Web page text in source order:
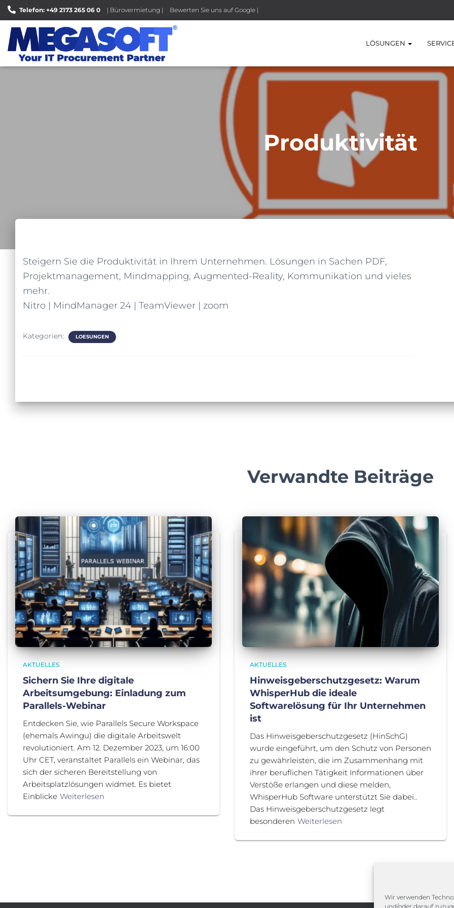
Wir verwenden
und/oder darauf
Telefon: +49 2173 265 06 0 | Bürovermietung | Bewerten Sie uns auf Google |
LÖSUNGEN
Produktivität
Steigern Sie die Produktivität in Ihrem Unternehmen. Lösungen in Sachen PDF,
Projektmanagement, Mindmapping, Augmented-Reality, Kommunikation und vieles
mehr.
Nitro | MindManager 24 | TeamViewer | zoom
Kategorien: LOESUNGEN
Verwandte Beiträge
AKTUELLES
Sichern Sie Ihre digitale
Arbeitsumgebung: Einladung zum
Parallels-Webinar
Entdecken Sie, wie Parallels Secure Workspace
(ehemals Awingu) die digitale Arbeitswelt
revolutioniert. Am 12. Dezember 2023, um 16:00
Uhr CET, veranstaltet Parallels ein Webinar, das
sich der sicheren Bereitstellung von
Arbeitsplatzlösungen widmet. Es bietet
Einblicke Weiterlesen
AKTUELLES
Hinweisgeberschutzgesetz: Warum
WhisperHub die ideale
Softwarelösung für Ihr Unternehmen
ist
Das Hinweisgeberschutzgesetz (HinSchG)
wurde eingeführt, um den Schutz von Personen
zu gewährleisten, die im Zusammenhang mit
ihrer beruflichen Tätigkeit Informationen über
Verstöße erlangen und diese melden,
WhisperHub Software unterstützt Sie dabei..
Das Hinweisgeberschutzgesetz legt
besonderen Weiterlesen